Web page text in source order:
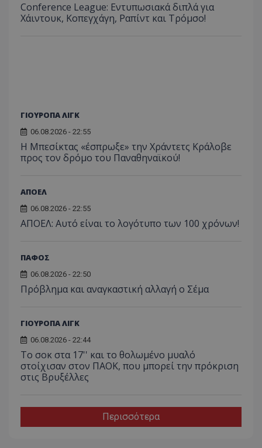
Conference League: Εντυπωσιακά διπλά για
Χάιντουκ, Κοπεγχάγη, Ραπίντ και Τρόμσο!
ΓΙΟΥΡΟΠΑ ΛΙΓΚ
06.08.2026 - 22:55
Η Μπεσίκτας «έσπρωξε» την Χράντετς Κράλοβε
προς τον δρόμο του Παναθηναϊκού!
ΑΠΟΕΛ
06.08.2026 - 22:55
ΑΠΟΕΛ: Αυτό είναι το λογότυπο των 100 χρόνων!
ΠΑΦΟΣ
06.08.2026 - 22:50
Πρόβλημα και αναγκαστική αλλαγή ο Σέμα
ΓΙΟΥΡΟΠΑ ΛΙΓΚ
06.08.2026 - 22:44
Το σοκ στα 17'' και το θολωμένο μυαλό
στοίχισαν στον ΠΑΟΚ, που μπορεί την πρόκριση
στις Βρυξέλλες
Περισσότερα